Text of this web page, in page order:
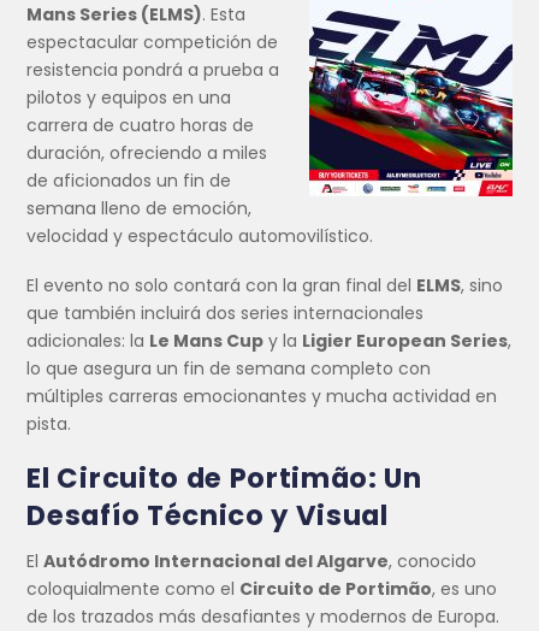
Mans Series (ELMS). Esta
espectacular competición de
resistencia pondrá a prueba a
pilotos y equipos en una
carrera de cuatro horas de
duración, ofreciendo a miles
de aficionados un fin de
semana lleno de emoción,
velocidad y espectáculo automovilístico.
El evento no solo contará con la gran final del ELMS, sino
que también incluirá dos series internacionales
adicionales: la Le Mans Cup y la Ligier European Series,
lo que asegura un fin de semana completo con
múltiples carreras emocionantes y mucha actividad en
pista.
El Circuito de Portimão: Un
Desafío Técnico y Visual
ElAutódromo Internacional del Algarve, conocido
coloquialmente como el Circuito de Portimão, es uno
de los trazados más desafiantes y modernos de Europa.